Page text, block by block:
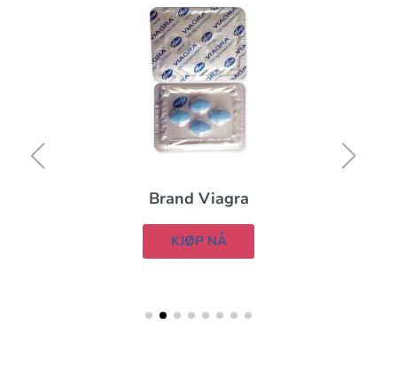
Brand Viagra
KJØP NÅ